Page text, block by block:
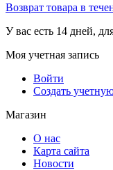
Возврат товара в
У вас есть 14 дней,
Моя учетная запись
Войти
Создать
Магазин
О нас
Карта сайта
Новости